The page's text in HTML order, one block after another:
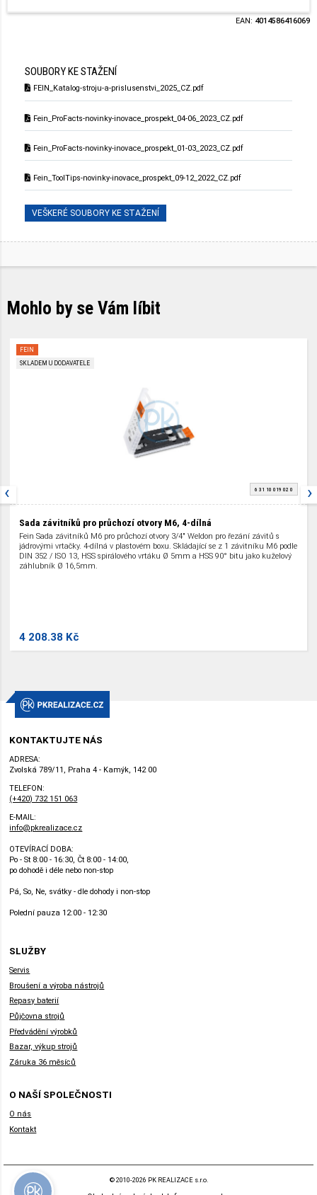
EAN: 4014586416069
SOUBORY KE STAŽENÍ
FEIN_Katalog-stroju-a-prislusenstvi_2025_CZ.pdf
Fein_ProFacts-novinky-inovace_prospekt_04-06_2023_CZ.pdf
Fein_ProFacts-novinky-inovace_prospekt_01-03_2023_CZ.pdf
Fein_ToolTips-novinky-inovace_prospekt_09-12_2022_CZ.pdf
VEŠKERÉ SOUBORY KE STAŽENÍ
Mohlo by se Vám líbit
SKLADEM U DODAVATELE
FEIN
6 31 10 019 02 0
Sada závitníků pro průchozí otvory M6, 4-dílná
Fein Sada závitníků M6 pro průchozí otvory 3/4″ Weldon pro řezání závitů s
jádrovými vrtačky. 4-dílná v plastovém boxu. Skládající se z 1 závitníku M6 podle
DIN 352 / ISO 13, HSS spirálového vrtáku Ø 5mm a HSS 90° bitu jako kuželový
záhlubník Ø 16,5mm.
4 208.38 Kč
‹ ›
KONTAKTUJTE NÁS
ADRESA:
Zvolská 789/11, Praha 4 - Kamýk, 142 00
TELEFON:
(+420) 732 151 063
E-MAIL:
info@pkrealizace.cz
OTEVÍRACÍ DOBA:
Po - St 8:00 - 16:30, Čt 8:00 - 14:00,
po dohodě i déle nebo non-stop
Pá, So, Ne, svátky - dle dohody i non-stop
Polední pauza 12:00 - 12:30
SLUŽBY
Servis
Broušení a výroba nástrojů
Repasy baterií
Půjčovna strojů
Předvádění výrobků
Bazar, výkup strojů
Záruka 36 měsíců
O NAŠÍ SPOLEČNOSTI
O nás
Kontakt
© 2010-2026 PK REALIZACE s.r.o.